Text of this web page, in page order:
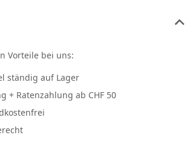
Vorteile bei uns:
ständig auf Lager
+ Ratenzahlung ab CHF 50